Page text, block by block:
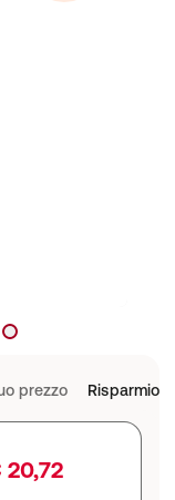
prezzo Risparmio
20,72